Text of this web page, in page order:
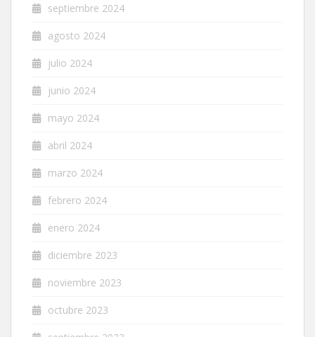
septiembre 2024
agosto 2024
julio 2024
junio 2024
mayo 2024
abril 2024
marzo 2024
febrero 2024
enero 2024
diciembre 2023
noviembre 2023
octubre 2023